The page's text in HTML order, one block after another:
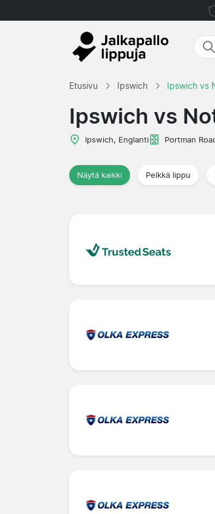
Etusivu Ipswich Ipswich vs
Ipswich vs
Ipswich, Englanti Portman
Näytä kaikki Pelkkä lippu